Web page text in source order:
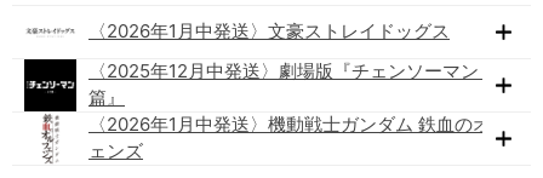
〈2026年1月中発送〉文豪ストレイドッグス
〈2025年12月中発送〉劇場版『チェンソーマン レゼ
篇』
〈2026年1月中発送〉機動戦士ガンダム 鉄血のオルフ
ェンズ